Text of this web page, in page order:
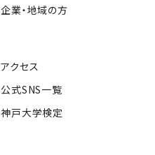
企業・地域の方
アクセス
公式SNS一覧
神戸大学検定